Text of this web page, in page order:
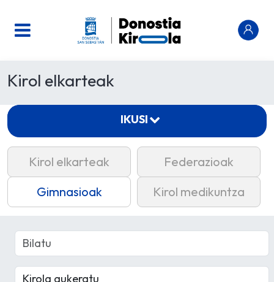
Kirol elkarteak
Kirol elkarteak
Federazioak
Gimnasioak
Kirol medikuntza
IKUSI